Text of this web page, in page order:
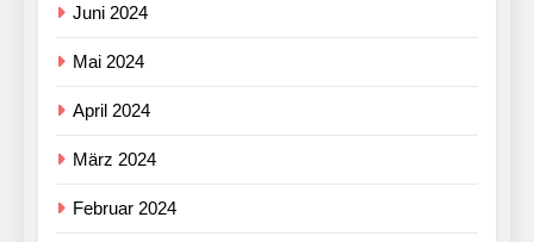
Juni 2024
Mai 2024
April 2024
März 2024
Februar 2024